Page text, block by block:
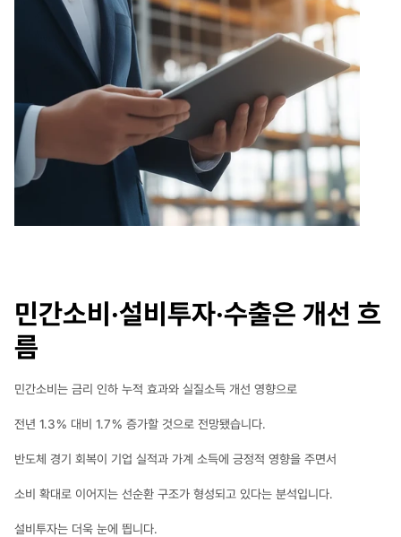
민간소비·설비투자·수출은 개선 흐
름
민간소비는 금리 인하 누적 효과와 실질소득 개선 영향으로
전년 1.3％ 대비 1.7％ 증가할 것으로 전망됐습니다.
반도체 경기 회복이 기업 실적과 가계 소득에 긍정적 영향을 주면서
소비 확대로 이어지는 선순환 구조가 형성되고 있다는 분석입니다.
설비투자는 더욱 눈에 띕니다.